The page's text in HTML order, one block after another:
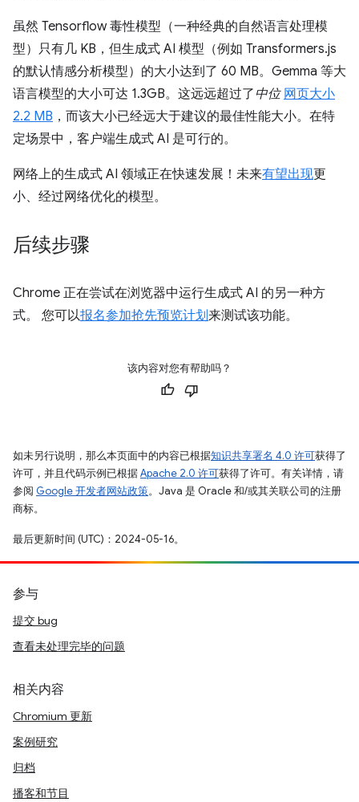
虽然 Tensorflow 毒性模型（一种经典的自然语言处理模
型）只有几 KB，但生成式 AI 模型（例如 Transformers.js
的默认情感分析模型）的大小达到了 60 MB。Gemma 等大
语言模型的大小可达 1.3GB。这远远超过了 中位 网页大小
2.2 MB ，而该大小已经远大于建议的最佳性能大小。在特
定场景中，客户端生成式 AI 是可行的。
网络上的生成式 AI 领域正在快速发展！未来有望出现更
小、经过网络优化的模型。
后续步骤
Chrome 正在尝试在浏览器中运行生成式 AI 的另一种方
式。 您可以报名参加抢先预览计划来测试该功能。
该内容对您有帮助吗？
如未另行说明，那么本页面中的内容已根据知识共享署名 4.0 许可获得了
许可，并且代码示例已根据Apache 2.0 许可获得了许可。有关详情，请
参阅 Google 开发者网站政策。Java 是 Oracle 和/或其关联公司的注册
商标。
最后更新时间 (UTC)：2024-05-16。
参与
提交 bug
查看未处理完毕的问题
相关内容
Chromium 更新
案例研究
归档
播客和节目